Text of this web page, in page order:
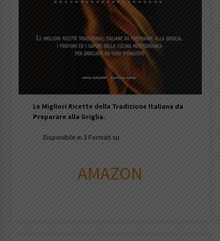
Le Migliori Ricette della Tradizione Italiana da
Preparare alla Griglia.
Disponibile in 3 Formati su
AMAZON